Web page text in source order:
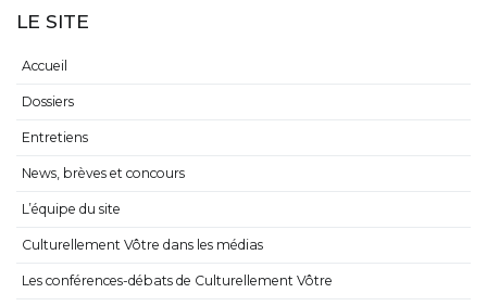
LE SITE
Accueil
Dossiers
Entretiens
News, brèves et concours
L’équipe du site
Culturellement Vôtre dans les médias
Les conférences-débats de Culturellement Vôtre